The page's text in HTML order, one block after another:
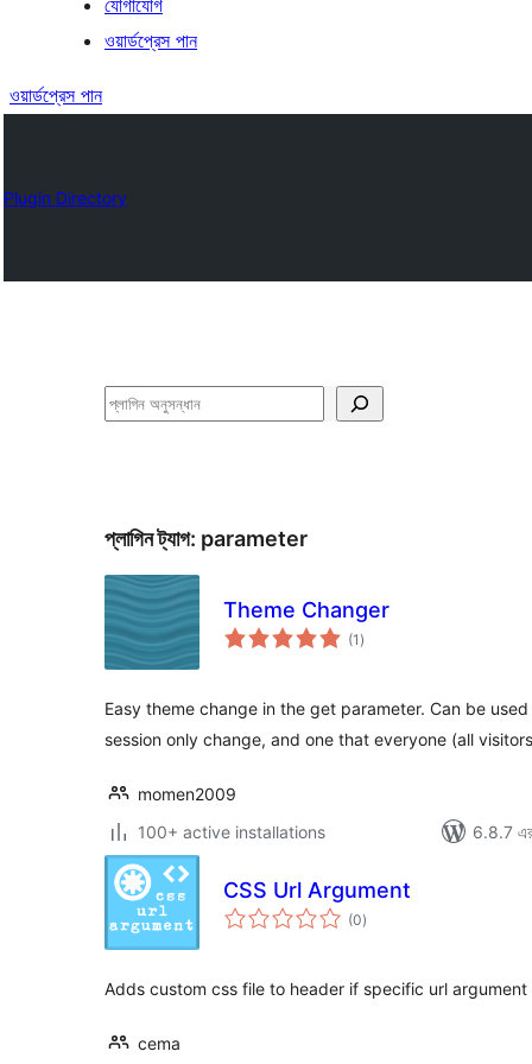
যোগাযোগ
ওয়ার্ডপ্রেস পান
ওয়ার্ডপ্রেস পান
Plugin Directory
অনুসন্ধান
প্লাগিন ট্যাগ: parameter
Theme Changer
(1 total
ratings
)
Easy theme change in the get parameter. Can be
session only change, and one that everyone (all
momen2009
100+ active installations
6.8.7 এর
CSS Url Argument
(0total
ratings
)
Adds custom css file to header if specific url
cema